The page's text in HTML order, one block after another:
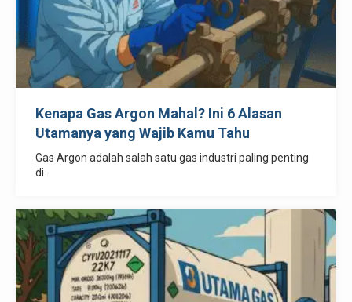
Kenapa Gas Argon Mahal? Ini 6 Alasan
Utamanya yang Wajib Kamu Tahu
Gas Argon adalah salah satu gas industri paling penting
di..